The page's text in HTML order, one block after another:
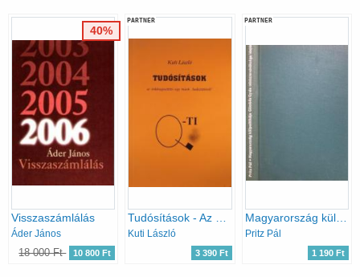
Visszaszámlálás
Áder János
18 000 Ft 10 800 Ft
40%
PARTNER
Kuti László
3 390 Ft
PARTNER
Magyarország külpolitikája Gömbös Gyula miniszterelnöksége idején 1932-1936.
Pritz Pál
1 190 Ft